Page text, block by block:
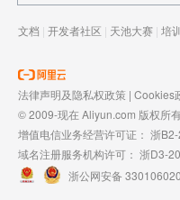
文档 | 开发者社区 | 天池大赛 | 培
法律声明及隐私权政策 | Cookies
© 2009-现在 Aliyun.com 版权所
增值电信业务经营许可证： 浙
域名注册服务机构许可： 浙D3-
浙公网安备